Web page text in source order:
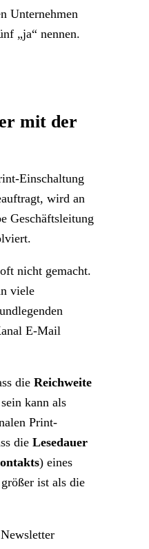
Unternehmen
„ja“ nennen.
mit der
Einschaltung
wird an
Geschäftsleitung
nicht gemacht.
viele
E-Mail
die Reichweite
sein kann als
Print-
die Lesedauer
) eines
ist als die